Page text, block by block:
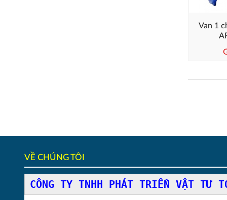
Van 1
VỀ CHÚNG TÔI
CÔNG TY TNHH PHÁT TRIỂN VẬT TƯ